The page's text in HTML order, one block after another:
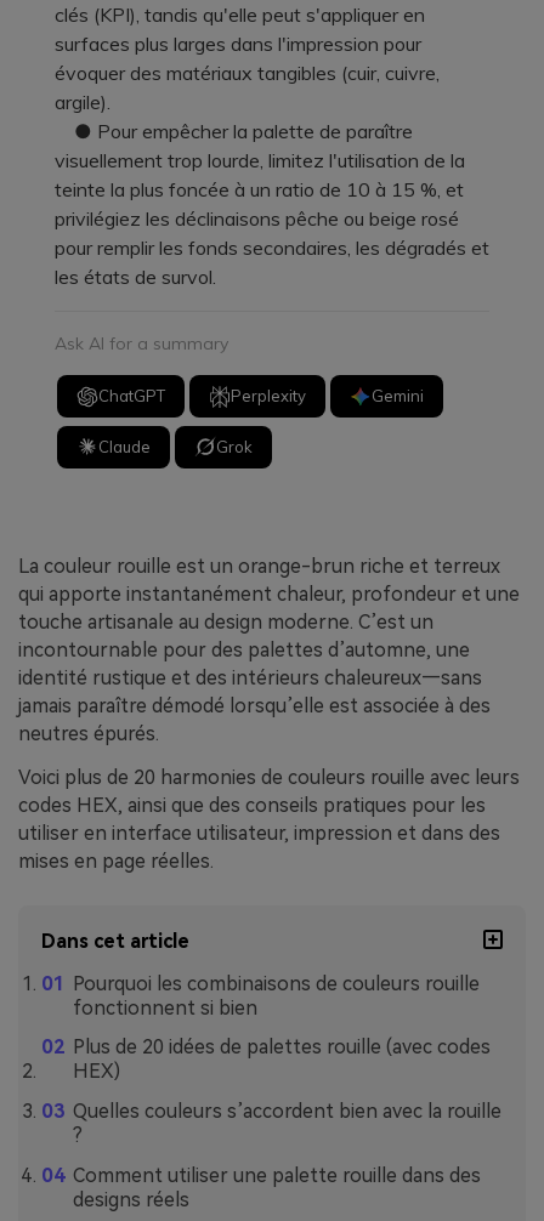
clés (KPI), tandis qu'elle peut s'appliquer en
surfaces plus larges dans l'impression pour
évoquer des matériaux tangibles (cuir, cuivre,
argile).
● Pour empêcher la palette de paraître
visuellement trop lourde, limitez l'utilisation de la
teinte la plus foncée à un ratio de 10 à 15 %, et
privilégiez les déclinaisons pêche ou beige rosé
pour remplir les fonds secondaires, les dégradés et
les états de survol.
Ask AI for a summary
ChatGPT Perplexity Gemini
Claude Grok
La couleur rouille est un orange-brun riche et terreux
qui apporte instantanément chaleur, profondeur et une
touche artisanale au design moderne. C’est un
incontournable pour des palettes d’automne, une
identité rustique et des intérieurs chaleureux—sans
jamais paraître démodé lorsqu’elle est associée à des
neutres épurés.
Voici plus de 20 harmonies de couleurs rouille avec leurs
codes HEX, ainsi que des conseils pratiques pour les
utiliser en interface utilisateur, impression et dans des
mises en page réelles.
Dans cet article
Pourquoi les combinaisons de couleurs rouille
fonctionnent si bien
Plus de 20 idées de palettes rouille (avec codes
HEX)
Quelles couleurs s’accordent bien avec la rouille
?
Comment utiliser une palette rouille dans des
designs réels